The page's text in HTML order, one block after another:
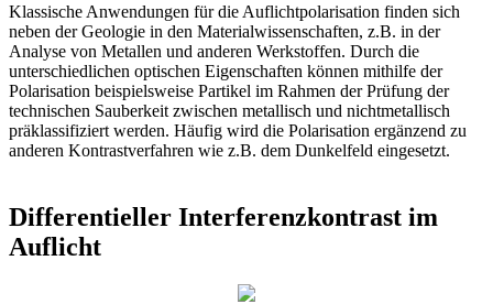
Klassische Anwendungen für die Auflichtpolarisation finden sich
neben der Geologie in den Materialwissenschaften, z.B. in der
Analyse von Metallen und anderen Werkstoffen. Durch die
unterschiedlichen optischen Eigenschaften können mithilfe der
Polarisation beispielsweise Partikel im Rahmen der Prüfung der
technischen Sauberkeit zwischen metallisch und nichtmetallisch
präklassifiziert werden. Häufig wird die Polarisation ergänzend zu
anderen Kontrastverfahren wie z.B. dem Dunkelfeld eingesetzt.
Differentieller Interferenzkontrast im
Auflicht